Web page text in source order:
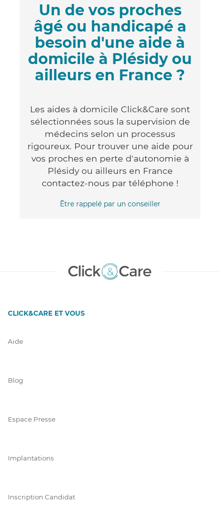
Un de vos proches
âgé ou handicapé a
besoin d'une aide à
domicile à Plésidy ou
ailleurs en France ?
Les aides à domicile Click&Care sont
sélectionnées sous la supervision de
médecins selon un processus
rigoureux. Pour trouver une aide pour
vos proches en perte d'autonomie à
Plésidy ou ailleurs en France
contactez-nous par téléphone !
Être rappelé par un conseiller
CLICK&CARE ET VOUS
Aide
Blog
Espace Presse
Implantations
Inscription Candidat